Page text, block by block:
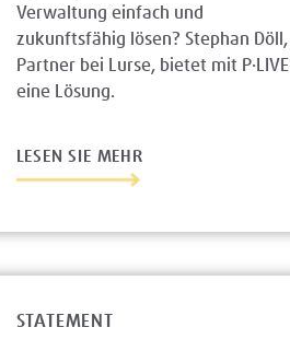
Verwaltung einfach und
zukunftsfähig lösen? Stephan Döll,
Partner bei Lurse, bietet mit P·LIVE
eine Lösung.
LESEN SIE MEHR
STATEMENT